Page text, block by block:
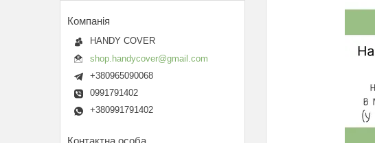
HANDY COVER
shop.handycover@gmail.com
+380965090068
0991791402
+380991791402